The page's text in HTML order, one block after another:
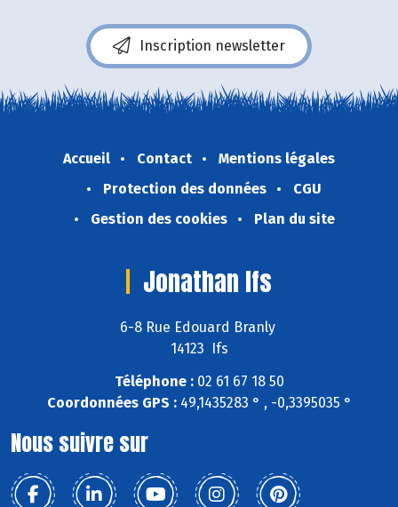
Inscription newsletter
Accueil Contact
Mentions légales
Protection des données
CGU
Gestion des cookies
Plan du site
Jonathan Ifs
6-8 Rue Edouard Branly
14123 Ifs
Téléphone :02 61 67 18 50
Coordonnées GPS :49,1435283 ° , -0,3395035 °
Nous suivre sur